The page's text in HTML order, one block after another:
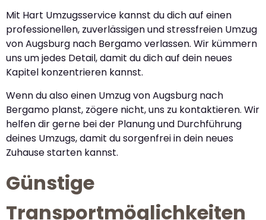
Mit Hart Umzugsservice kannst du dich auf einen
professionellen, zuverlässigen und stressfreien Umzug
von Augsburg nach Bergamo verlassen. Wir kümmern
uns um jedes Detail, damit du dich auf dein neues
Kapitel konzentrieren kannst.
Wenn du also einen Umzug von Augsburg nach
Bergamo planst, zögere nicht, uns zu kontaktieren. Wir
helfen dir gerne bei der Planung und Durchführung
deines Umzugs, damit du sorgenfrei in dein neues
Zuhause starten kannst.
Günstige
Transportmöglichkeiten